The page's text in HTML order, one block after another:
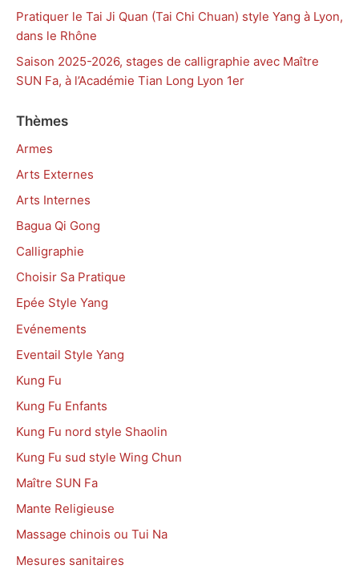
Pratiquer le Tai Ji Quan (Tai Chi Chuan) style Yang à Lyon,
dans le Rhône
Saison 2025-2026, stages de calligraphie avec Maître
SUN Fa, à l’Académie Tian Long Lyon 1er
Thèmes
Armes
Arts Externes
Arts Internes
Bagua Qi Gong
Calligraphie
Choisir Sa Pratique
Epée Style Yang
Evénements
Eventail Style Yang
Kung Fu
Kung Fu Enfants
Kung Fu nord style Shaolin
Kung Fu sud style Wing Chun
Maître SUN Fa
Mante Religieuse
Massage chinois ou Tui Na
Mesures sanitaires